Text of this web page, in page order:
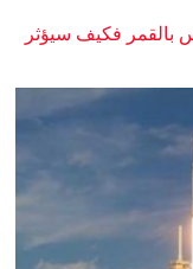
فكيف سيؤثر